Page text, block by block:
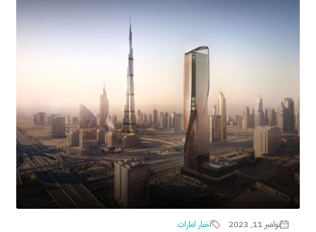
نوامبر 11, 2023 اخبار امارات